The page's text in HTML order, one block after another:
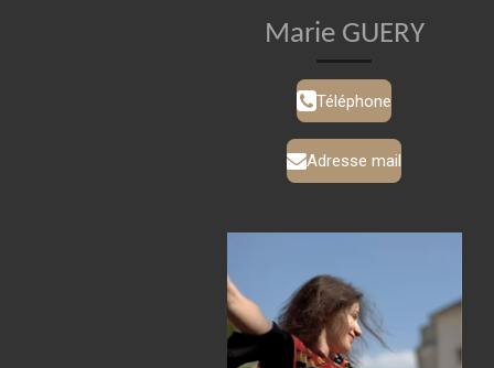
Marie GUERY
Téléphone
Adresse mail